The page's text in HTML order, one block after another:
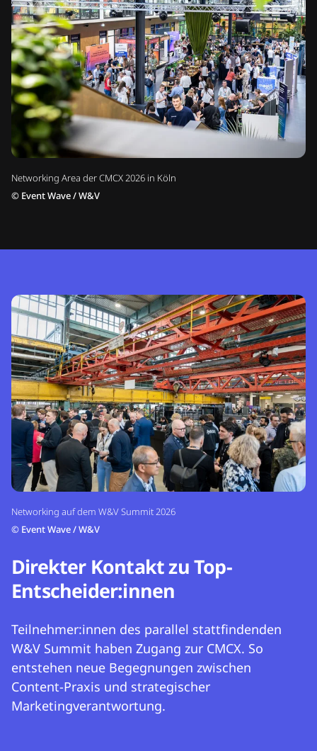
Networking Area der CMCX 2026 in Köln
© Event Wave / W&V
Networking auf dem W&V Summit 2026
© Event Wave / W&V
Direkter Kontakt zu Top-
Entscheider:innen
Teilnehmer:innen des parallel stattfindenden
W&V Summit haben Zugang zur CMCX. So
entstehen neue Begegnungen zwischen
Content-Praxis und strategischer
Marketingverantwortung.